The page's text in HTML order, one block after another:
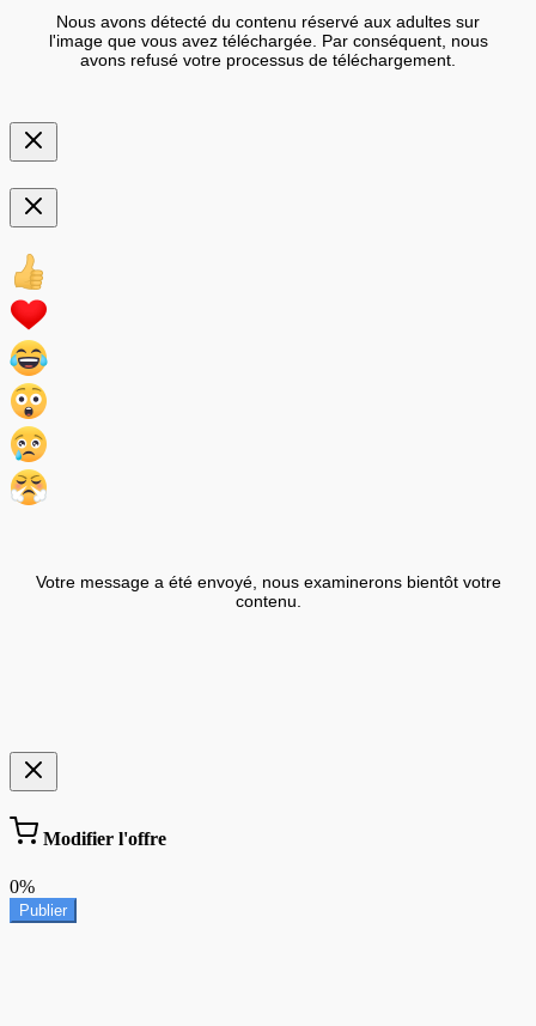
Nous avons détecté du contenu réservé aux adultes sur
l'image que vous avez téléchargée. Par conséquent, nous
avons refusé votre processus de téléchargement.
Votre message a été envoyé, nous examinerons bientôt votre
contenu.
Modifier l'offre
0%
Publier